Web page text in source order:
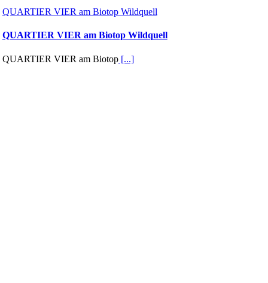
QUARTIER VIER am Biotop Wildquell
QUARTIER VIER am Biotop Wildquell
QUARTIER VIER am Biotop[...]